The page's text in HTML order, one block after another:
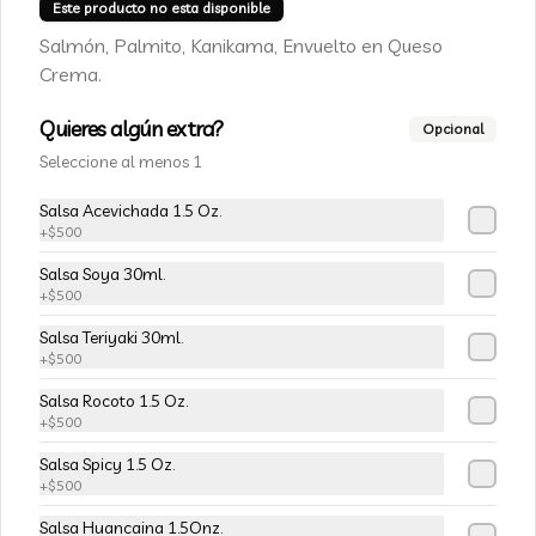
cebollín, envuelto en palta
Queso crema, champiñon furay y
cebollín frito en tempura.
$5.490$6.490
115-Vivian Rolls
Palta, champiñon furay, cebollín,
salsa teriyaki, cubierto de mix de papas
nativas
Este producto no esta disponible
Salmón, Palmito, Kanikama, Envuelto en Queso
Crema.
Quieres algún extra? Opcional
Seleccione al menos 1
Salsa Acevichada 1.5 Oz.
+$500
Salsa Soya 30ml.
+$500
Salsa Teriyaki 30ml.
+$500
Salsa Rocoto 1.5 Oz.
+$500
Salsa Spicy 1.5 Oz.
+$500
Salsa Huancaina 1.5Onz.